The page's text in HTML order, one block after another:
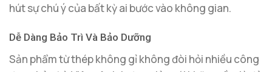
hút sự chú ý của bất kỳ ai bước vào không gian.
Dễ Dàng Bảo Trì Và Bảo Dưỡng
Sản phẩm từ thép không gỉ không đòi hỏi nhiều công